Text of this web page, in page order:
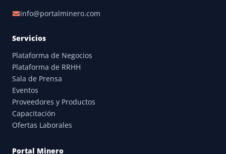
info@portalminero.com
Servicios
Plataforma de Negocios
Plataforma de RRHH
Sala de Prensa
Eventos
Proveedores y Productos
Capacitación
Ofertas Laborales
Portal Minero